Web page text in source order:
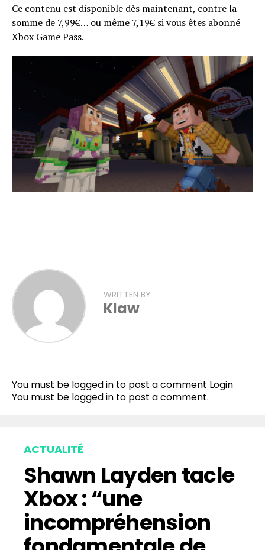
Ce contenu est disponible dès maintenant, contre la
somme de 7,99€… ou même 7,19€ si vous êtes abonné
Xbox Game Pass.
WRITTEN BY
Klaw
You must be logged in to post a comment Login
You must be logged in to post a comment.
ACTUALITÉ
Shawn Layden tacle
Xbox : “une
incompréhension